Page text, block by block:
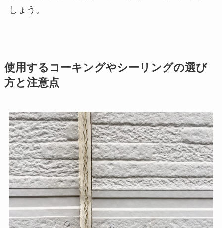
しょう。
使用するコーキングやシーリングの選び
方と注意点